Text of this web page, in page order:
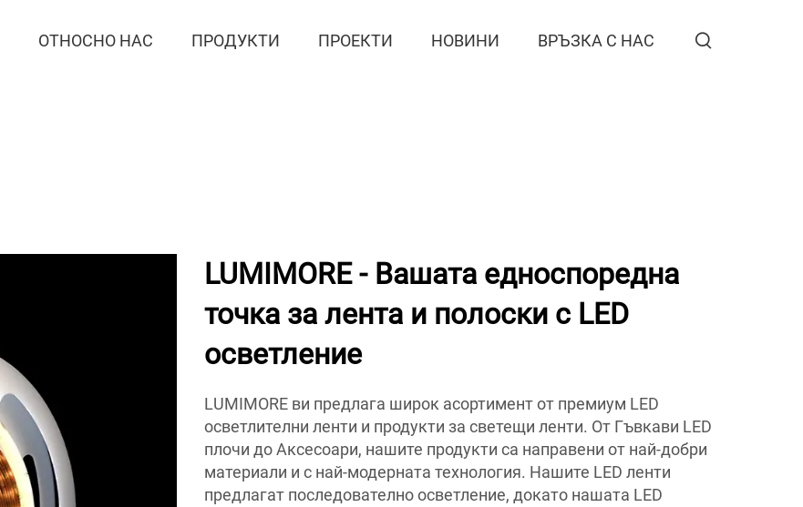
ОТНОСНО НАС ПРОДУКТИ ПРОЕКТИ НОВИНИ ВРЪЗКА С НАС
LUMIMORE - Вашата едноспоредна
точка за лента и полоски с LED
осветление
LUMIMORE ви предлага широк асортимент от премиум LED
осветлителни ленти и продукти за светещи ленти. От Гъвкави LED
плочи до Аксесоари, нашите продукти са направени от най-добри
материали и с най-модерната технология. Нашите LED ленти
предлагат последователно осветление, докато нашата LED